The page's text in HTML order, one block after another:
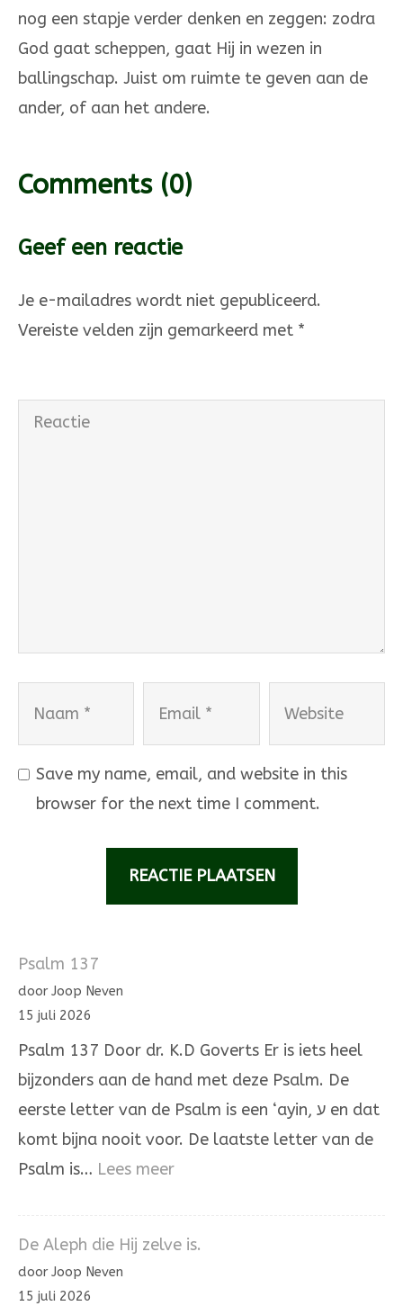
nog een stapje verder denken en zeggen: zodra
God gaat schep­pen, gaat Hij in wezen in
ballingschap. Juist om ruimte te geven aan de
ander, of aan het andere.
Comments (0)
Geef een reactie
Je e-mailadres wordt niet gepubliceerd.
Vereiste velden zijn gemarkeerd met *
Reactie
Save my name, email, and website in this
browser for the next time I comment.
Psalm 137
door Joop Neven
15 juli 2026
Psalm 137 Door dr. K.D Goverts Er is iets heel
bijzonders aan de hand met deze Psalm. De
eerste letter van de Psalm is een ‘ayin, ע en dat
komt bijna nooit voor. De laatste letter van de
Psalm is… Lees meer:
De Aleph die Hij zelve is.
door Joop Neven
15 juli 2026